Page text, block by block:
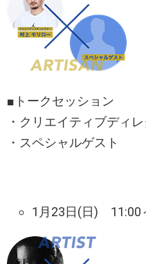
■トークセッション
・クリエイティブディ
・スペシャルゲスト
1月23日(日) 11:00